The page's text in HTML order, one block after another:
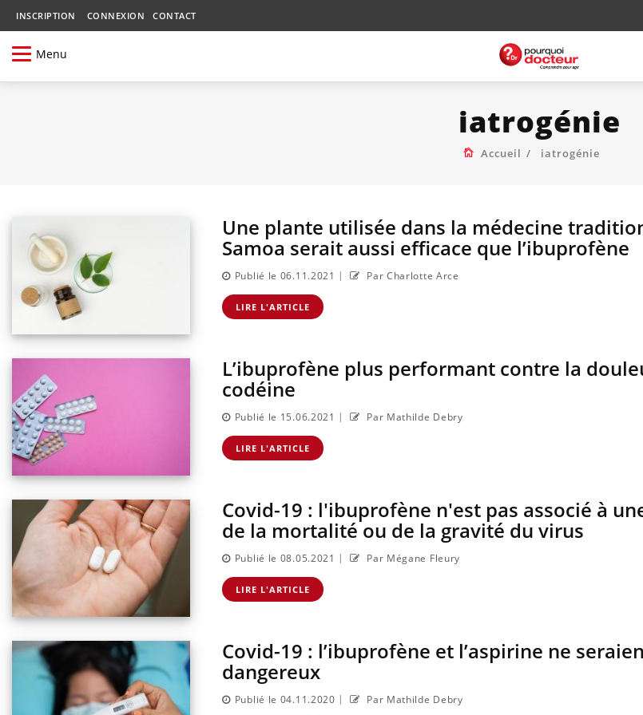
INSCRIPTION CONNEXION CONTACT
Menu
iatrogénie
Accueil iatrogénie
Une plante utilisée dans la médecine
Samoa serait aussi efficace que l’ibuprofène
Publié le 06.11.2021 | Par Charlotte Arce
LIRE L'ARTICLE
L’ibuprofène plus performant contre la
codéine
Publié le 15.06.2021 | Par Mathilde Debry
LIRE L'ARTICLE
Covid-19 : l'ibuprofène n'est pas associé à
de la mortalité ou de la gravité du virus
Publié le 08.05.2021 | Par Mégane Fleury
LIRE L'ARTICLE
Covid-19 : l’ibuprofène et l’aspirine ne
dangereux
Publié le 04.11.2020 | Par Mathilde Debry